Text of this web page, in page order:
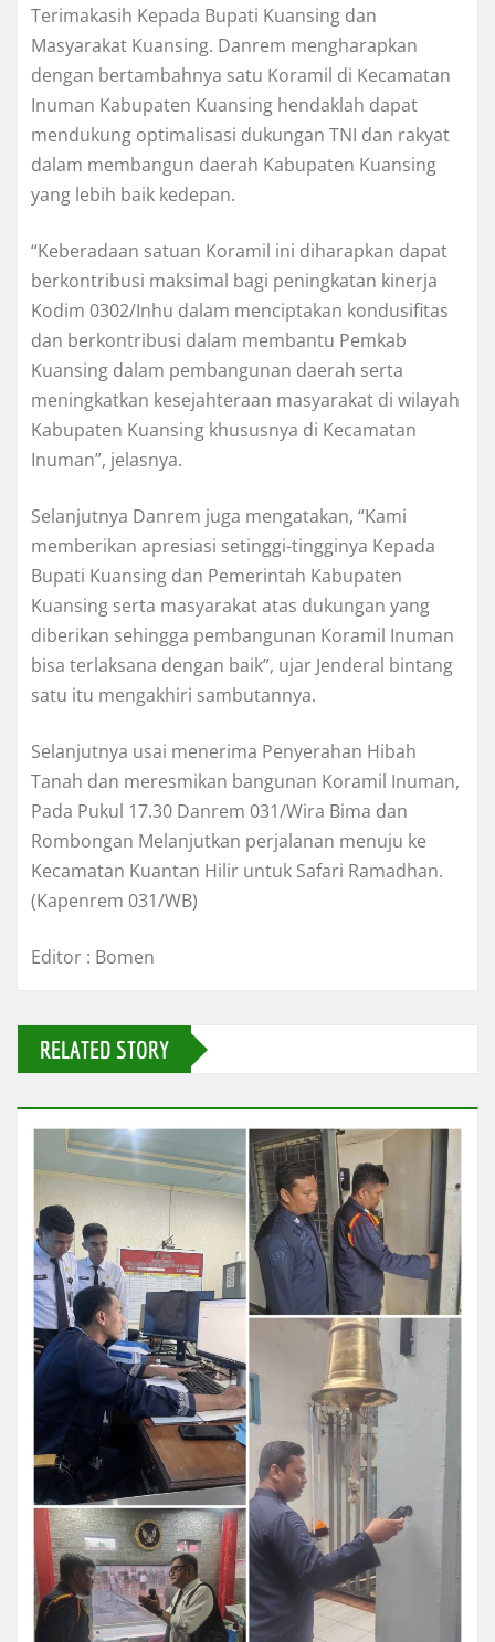
Terimakasih Kepada Bupati Kuansing dan
Masyarakat Kuansing. Danrem mengharapkan
dengan bertambahnya satu Koramil di Kecamatan
Inuman Kabupaten Kuansing hendaklah dapat
mendukung optimalisasi dukungan TNI dan rakyat
dalam membangun daerah Kabupaten Kuansing
yang lebih baik kedepan.
“Keberadaan satuan Koramil ini diharapkan dapat
berkontribusi maksimal bagi peningkatan kinerja
Kodim 0302/Inhu dalam menciptakan kondusifitas
dan berkontribusi dalam membantu Pemkab
Kuansing dalam pembangunan daerah serta
meningkatkan kesejahteraan masyarakat di wilayah
Kabupaten Kuansing khususnya di Kecamatan
Inuman”, jelasnya.
Selanjutnya Danrem juga mengatakan, “Kami
memberikan apresiasi setinggi-tingginya Kepada
Bupati Kuansing dan Pemerintah Kabupaten
Kuansing serta masyarakat atas dukungan yang
diberikan sehingga pembangunan Koramil Inuman
bisa terlaksana dengan baik”, ujar Jenderal bintang
satu itu mengakhiri sambutannya.
Selanjutnya usai menerima Penyerahan Hibah
Tanah dan meresmikan bangunan Koramil Inuman,
Pada Pukul 17.30 Danrem 031/Wira Bima dan
Rombongan Melanjutkan perjalanan menuju ke
Kecamatan Kuantan Hilir untuk Safari Ramadhan.
(Kapenrem 031/WB)
Editor : Bomen
RELATED STORY